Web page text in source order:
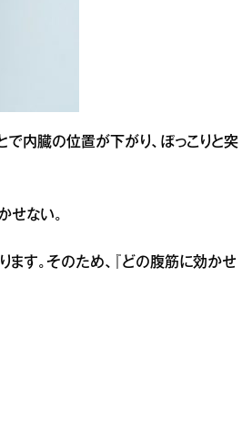
で内臓の位置が下がり、ぽっこりと突
せない。
ます。そのため、『どの腹筋に効かせ